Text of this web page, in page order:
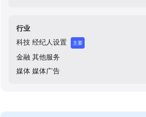
行业
科技 经纪人设置 主要
金融 其他服务
媒体 媒体广告